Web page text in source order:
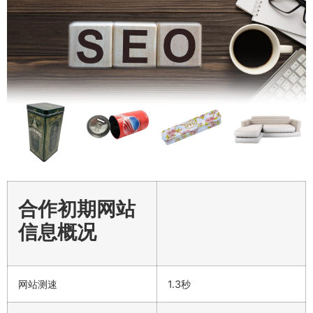
合作初期网站
信息概况
网站测速 1.3秒